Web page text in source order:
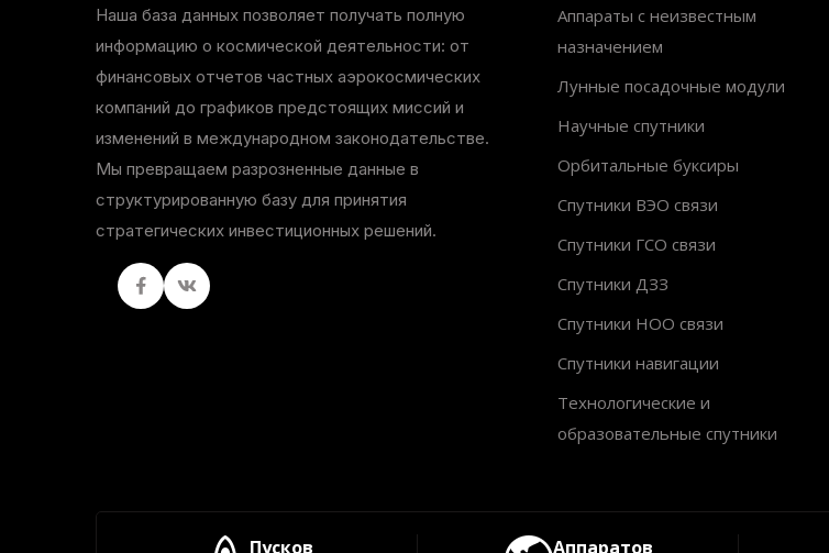
Наша база данных позволяет получать полную
информацию о космической деятельности: от
финансовых отчетов частных аэрокосмических
компаний до графиков предстоящих миссий и
изменений в международном законодательстве.
Мы превращаем разрозненные данные в
структурированную базу для принятия
стратегических инвестиционных решений.
FacebookвКонтакте
Аппараты с неизвестным
назначением
Лунные посадочные модули
Научные спутники
Орбитальные буксиры
Спутники ВЭО связи
Спутники ГСО связи
Спутники ДЗЗ
Спутники НОО связи
Спутники навигации
Технологические и
образовательные спутники
Пусков Аппаратов